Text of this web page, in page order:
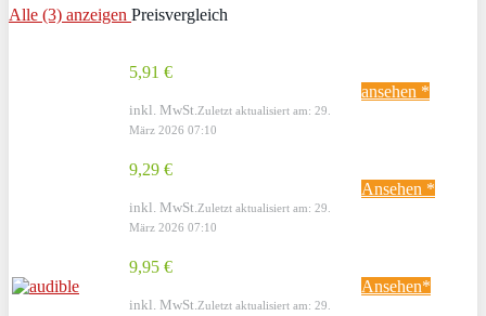
Alle (3) anzeigen Preisvergleich
5,91 €
inkl. MwSt. Zuletzt aktualisiert am: 29.
März 2026 07:10
ansehen *
9,29 €
inkl. MwSt. Zuletzt aktualisiert am: 29.
März 2026 07:10
Ansehen *
9,95 €
inkl. MwSt. Zuletzt aktualisiert am: 29.
Ansehen*